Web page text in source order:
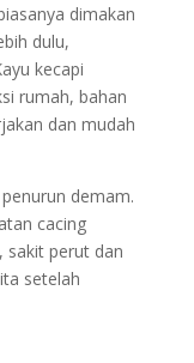
dimakan
dulu,
kecapi
rumah, bahan
dan mudah
demam.
cacing
sakit perut dan
setelah